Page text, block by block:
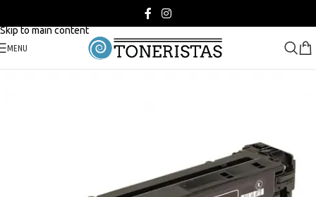
Skip to main content
MENU